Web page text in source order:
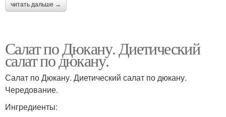
читать дальше →
Салат по Дюкану. Диетический
салат по дюкану.
Салат по Дюкану. Диетический салат по дюкану.
Чередование.
Ингредиенты: